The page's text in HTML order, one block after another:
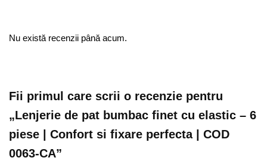
Nu există recenzii până acum.
Fii primul care scrii o recenzie pentru
„Lenjerie de pat bumbac finet cu elastic – 6
piese | Confort si fixare perfecta | COD
0063-CA”